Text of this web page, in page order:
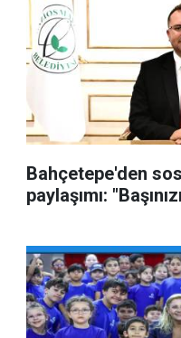
Bahçetepe'den
paylaşımı: